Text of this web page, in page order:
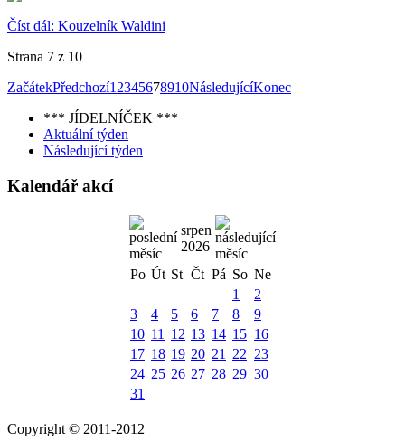
Číst dál: Kouzelník Waldini
Strana 7 z 10
ZačátekPředchozí1 2345678910NásledujícíKonec
*** JÍDELNÍČEK ***
Aktuální týden
Následující týden
Kalendář akcí
srpen
2026
Po Út St Čt Pá So Ne
1
2
3
4 5 6 7 8
9
10 11 12 13 14 15 16
17 18 19 20 21 22 23
24 25 26 27 28 29 30
31
Copyright © 2011-2012